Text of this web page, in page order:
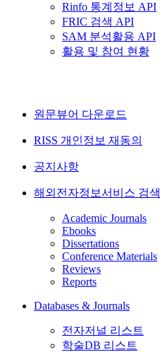
Rinfo 통계정보 API
FRIC 검색 API
SAM 분석활용 API
활용 및 참여 현황
원문뷰어 다운로드
RISS 개인정보 재동의
공지사항
해외전자정보서비스 검색
Academic Journals
Ebooks
Dissertations
Conference Materials
Reviews
Reports
Databases & Journals
전자저널 리스트
학술DB 리스트